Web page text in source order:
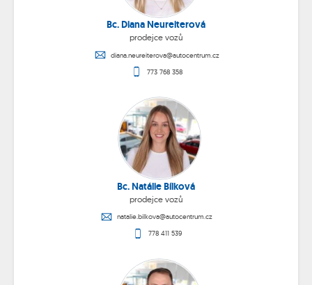
Bc. Diana Neureiterová
prodejce vozů
diana.neureiterova@autocentrum.cz
773 768 358
Bc. Natálie Bílková
prodejce vozů
natalie.bilkova@autocentrum.cz
778 411 539